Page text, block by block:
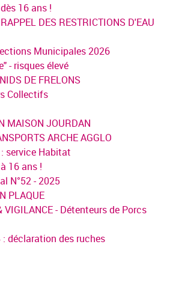
16 ans !
DES RESTRICTIONS D'EAU
Municipales 2026
- risques élevé
DE FRELONS
Collectifs
MAISON JOURDAN
ARCHE AGGLO
: service Habitat
16 ans !
N°52 - 2025
PLAQUE
VIGILANCE - Détenteurs de Porcs
: déclaration des ruches